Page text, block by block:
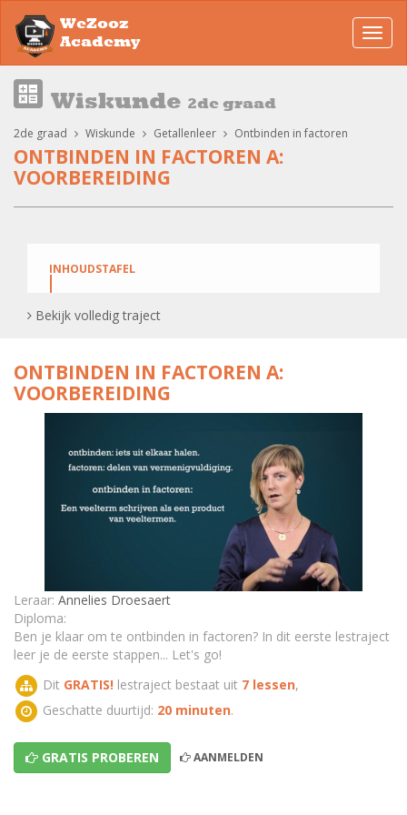
WeZooz
Academy
Wiskunde 2de graad
2de graad Wiskunde Getallenleer Ontbinden in factoren
ONTBINDEN IN FACTOREN A:
VOORBEREIDING
INHOUDSTAFEL
OIF – ALGEMEEN INTRO
OIF algemene intro: oefening
OIF - voorbereiding - gemeenschappelijke factor
Gemeenschappelijke factor: oefening
OIF - voorbereiding - termen tellen
Bekijk volledig traject
ONTBINDEN IN FACTOREN A:
VOORBEREIDING
Leraar: Annelies Droesaert
Diploma:
Ben je klaar om te ontbinden in factoren? In dit eerste lestraject
leer je de eerste stappen... Let's go!
Dit GRATIS! lestraject bestaat uit 7 lessen,
Geschatte duurtijd: 20 minuten.
GRATIS PROBEREN AANMELDEN